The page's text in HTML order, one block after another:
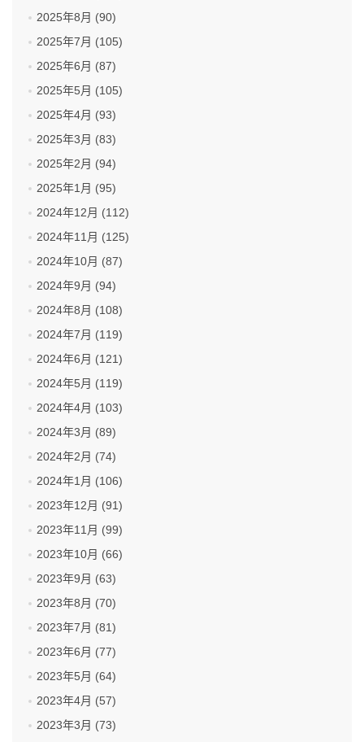
2025年8月 (90)
2025年7月 (105)
2025年6月 (87)
2025年5月 (105)
2025年4月 (93)
2025年3月 (83)
2025年2月 (94)
2025年1月 (95)
2024年12月 (112)
2024年11月 (125)
2024年10月 (87)
2024年9月 (94)
2024年8月 (108)
2024年7月 (119)
2024年6月 (121)
2024年5月 (119)
2024年4月 (103)
2024年3月 (89)
2024年2月 (74)
2024年1月 (106)
2023年12月 (91)
2023年11月 (99)
2023年10月 (66)
2023年9月 (63)
2023年8月 (70)
2023年7月 (81)
2023年6月 (77)
2023年5月 (64)
2023年4月 (57)
2023年3月 (73)